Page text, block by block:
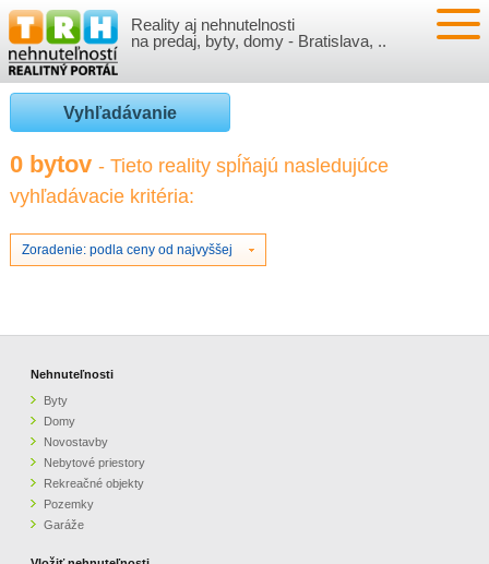
Reality aj nehnutelnosti
na predaj, byty, domy - Bratislava, ..
NEHNUTEĽNOSTI
BYTY
NOVOSTAVBY
NEBYTOVÉ PRIESTORY
GARÁŽE
VLOŽIŤ NEHNUTEĽNOSTI
PRIHLÁSENIE
REGISTRÁCIA
VÝVOJ CIEN REALÍT
ČLÁNKY O REALITÁCH
O NÁS
CENNÍK REALITNEJ INZERCIE
ZVÝRAZNENIE REALITNÝCH INZERÁTOV
Vyhľadávanie
0 bytov - Tieto reality spĺňajú nasledujúce
vyhľadávacie kritéria:
Zoradenie: podla ceny od najvyššej
Nehnuteľnosti
Byty
Domy
Novostavby
Nebytové priestory
Rekreačné objekty
Pozemky
Garáže